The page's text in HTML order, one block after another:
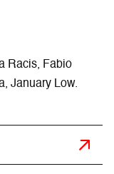
Racis, Fabio
January Low.